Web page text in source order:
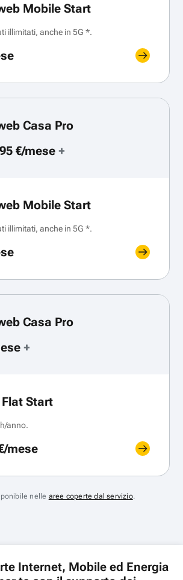
Mobile Start
illimitati, anche in 5G *.
Casa Pro
€/mese+
Mobile Start
illimitati, anche in 5G *.
Casa Pro
+
Start
anno.
mese
nelle aree coperte dal servizio.
Internet, Mobile ed Energia